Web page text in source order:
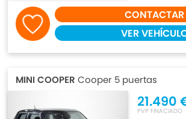
CONTACTAR
VER
MINI COOPER Cooper 5 puertas
21.490
PVP FINACIADO